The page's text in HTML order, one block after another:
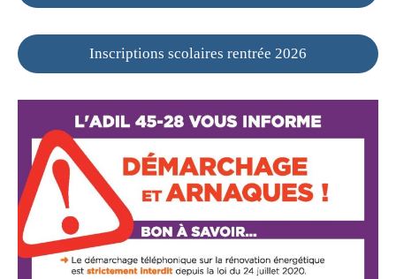
Inscriptions scolaires rentrée 2026